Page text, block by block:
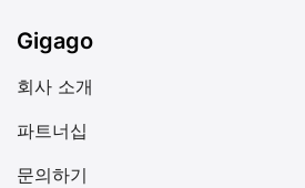
Gigago
회사 소개
파트너십
문의하기